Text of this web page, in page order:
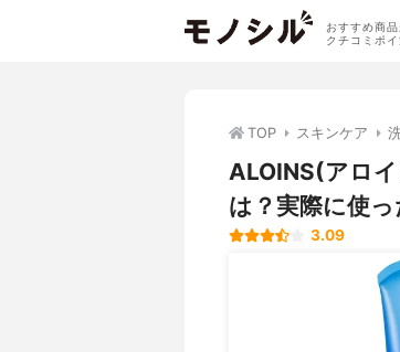
おすすめ商
クチコミポイ
TOP スキンケア
ALOINS(アロ
は？実際に使
3.09